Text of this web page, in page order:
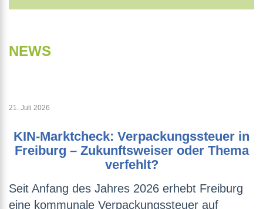
NEWS
21. Juli 2026
KIN-Marktcheck: Verpackungssteuer in
Freiburg – Zukunftsweiser oder Thema
verfehlt?
Seit Anfang des Jahres 2026 erhebt Freiburg
eine kommunale Verpackungssteuer auf